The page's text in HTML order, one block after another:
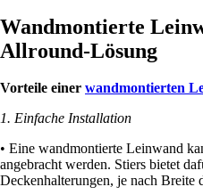
Wandmontierte
Allround-Lösung
Vorteile einer wandmontierten
1. Einfache Installation
• Eine wandmontierte Leinwand
angebracht werden. Stiers bietet
Deckenhalterungen, je nach Breite